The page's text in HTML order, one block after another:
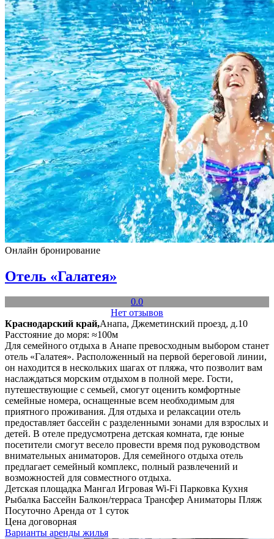
Онлайн бронирование
Отель «Галатея»
0.0
Нет отзывов
Краснодарский край,Анапа, Джеметинский проезд, д.10
Расстояние до моря: ≈100м
Для семейного отдыха в Анапе превосходным выбором станет
отель «Галатея». Расположенный на первой береговой линии,
он находится в нескольких шагах от пляжа, что позволит вам
наслаждаться морским отдыхом в полной мере. Гости,
путешествующие с семьей, смогут оценить комфортные
семейные номера, оснащенные всем необходимым для
приятного проживания. Для отдыха и релаксации отель
предоставляет бассейн с разделенными зонами для взрослых и
детей. В отеле предусмотрена детская комната, где юные
посетители смогут весело провести время под руководством
внимательных аниматоров. Для семейного отдыха отель
предлагает семейный комплекс, полный развлечений и
возможностей для совместного отдыха.
Детская площадка Мангал Игровая Wi-Fi Парковка Кухня
Рыбалка Бассейн Балкон/терраса Трансфер Аниматоры Пляж
Посуточно Аренда от 1 суток
Цена договорная
Варианты аренды жилья